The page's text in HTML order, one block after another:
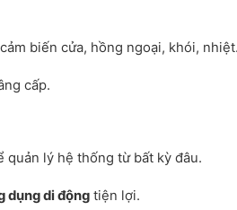
biến cửa, hồng ngoại, khói,
cấp.
quản lý hệ thống từ bất kỳ đâu.
dụng di động tiện lợi.